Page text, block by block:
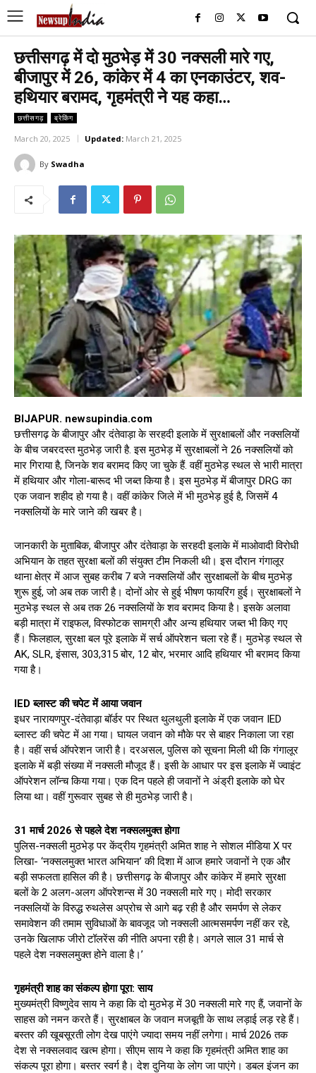
छत्तीसगढ़ में दो मुठभेड़ में 30 नक्सली मारे गए,
बीजापुर में 26, कांकेर में 4 का एनकाउंटर, शव-
हथियार बरामद, गृहमंत्री ने यह कहा…
छत्तीसगढ़ ब्रेकिंग
March 20, 2025 Updated: March 21, 2025
By Swadha
BIJAPUR. newsupindia.com
छत्तीसगढ़ के बीजापुर और दंतेवाड़ा के सरहदी इलाके में सुरक्षाबलों और नक्सलियों
के बीच जबरदस्त मुठभेड़ जारी है. इस मुठभेड़ में सुरक्षाबलों ने 26 नक्सलियों को
मार गिराया है, जिनके शव बरामद किए जा चुके हैं. वहीं मुठभेड़ स्थल से भारी मात्रा
में हथियार और गोला-बारूद भी जब्त किया है। इस मुठभेड़ में बीजापुर DRG का
एक जवान शहीद हो गया है। वहीं कांकेर जिले में भी मुठभेड़ हुई है, जिसमें 4
नक्सलियों के मारे जाने की खबर है।
जानकारी के मुताबिक, बीजापुर और दंतेवाड़ा के सरहदी इलाके में माओवादी विरोधी
अभियान के तहत सुरक्षा बलों की संयुक्त टीम निकली थी। इस दौरान गंगालूर
थाना क्षेत्र में आज सुबह करीब 7 बजे नक्सलियों और सुरक्षाबलों के बीच मुठभेड़
शुरू हुई, जो अब तक जारी है। दोनों ओर से हुई भीषण फायरिंग हुई। सुरक्षाबलों ने
मुठभेड़ स्थल से अब तक 26 नक्सलियों के शव बरामद किया है। इसके अलावा
बड़ी मात्रा में राइफल, विस्फोटक सामग्री और अन्य हथियार जब्त भी किए गए
हैं। फिलहाल, सुरक्षा बल पूरे इलाके में सर्च ऑपरेशन चला रहे हैं। मुठभेड़ स्थल से
AK, SLR, इंसास, 303,315 बोर, 12 बोर, भरमार आदि हथियार भी बरामद किया
गया है।
IED ब्लास्ट की चपेट में आया जवान
इधर नारायणपुर-दंतेवाड़ा बॉर्डर पर स्थित थुलथुली इलाके में एक जवान IED
ब्लास्ट की चपेट में आ गया। घायल जवान को मौके पर से बाहर निकाला जा रहा
है। वहीं सर्च ऑपरेशन जारी है। दरअसल, पुलिस को सूचना मिली थी कि गंगालूर
इलाके में बड़ी संख्या में नक्सली मौजूद हैं। इसी के आधार पर इस इलाके में ज्वाइंट
ऑपरेशन लॉन्च किया गया। एक दिन पहले ही जवानों ने अंड्री इलाके को घेर
लिया था। वहीं गुरूवार सुबह से ही मुठभेड़ जारी है।
31 मार्च 2026 से पहले देश नक्सलमुक्त होगा
पुलिस-नक्सली मुठभेड़ पर केंद्रीय गृहमंत्री अमित शाह ने सोशल मीडिया X पर
लिखा- ‘नक्सलमुक्त भारत अभियान’ की दिशा में आज हमारे जवानों ने एक और
बड़ी सफलता हासिल की है। छत्तीसगढ़ के बीजापुर और कांकेर में हमारे सुरक्षा
बलों के 2 अलग-अलग ऑपरेशन्स में 30 नक्सली मारे गए। मोदी सरकार
नक्सलियों के विरुद्ध रुथलेस अप्रोच से आगे बढ़ रही है और समर्पण से लेकर
समावेशन की तमाम सुविधाओं के बावजूद जो नक्सली आत्मसमर्पण नहीं कर रहे,
उनके खिलाफ जीरो टॉलरेंस की नीति अपना रही है। अगले साल 31 मार्च से
पहले देश नक्सलमुक्त होने वाला है।’
गृहमंत्री शाह का संकल्प होगा पूरा: साय
मुख्यमंत्री विष्णुदेव साय ने कहा कि दो मुठभेड़ में 30 नक्सली मारे गए हैं, जवानों के
साहस को नमन करते हैं। सुरक्षाबल के जवान मजबूती के साथ लड़ाई लड़ रहे हैं।
बस्तर की खूबसूरती लोग देख पाएंगे ज्यादा समय नहीं लगेगा। मार्च 2026 तक
देश से नक्सलवाद खत्म होगा। सीएम साय ने कहा कि गृहमंत्री अमित शाह का
संकल्प पूरा होगा। बस्तर स्वर्ग है। देश दुनिया के लोग जा पाएंगे। डबल इंजन का